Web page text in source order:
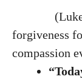
(Luke
forgiveness
compassion